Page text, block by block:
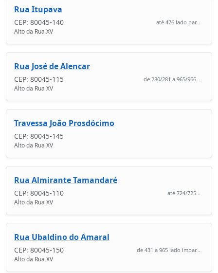
Rua Itupava
CEP: 80045-140 até 476 lado par...
Alto da Rua XV
Rua José de Alencar
CEP: 80045-115 de 280/281 a 965/966...
Alto da Rua XV
Travessa João Prosdócimo
CEP: 80045-145
Alto da Rua XV
Rua Almirante Tamandaré
CEP: 80045-110 até 724/725...
Alto da Rua XV
Rua Ubaldino do Amaral
CEP: 80045-150 de 431 a 965 lado ímpar...
Alto da Rua XV